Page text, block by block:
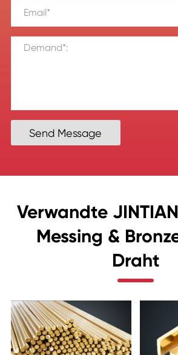
Send Message
Verwandte
Messing &
Draht